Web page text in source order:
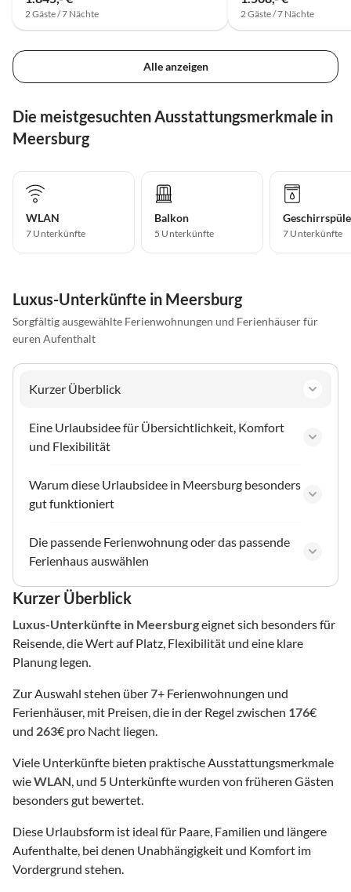
2 Gäste / 7 Nächte 2 Gäste / 7 Nächte
Alle anzeigen
Die meistgesuchten Ausstattungsmerkmale in
Meersburg
WLAN
7 Unterkünfte
Balkon
5 Unterkünfte 7 Unterkünfte
Luxus-Unterkünfte in Meersburg
Sorgfältig ausgewählte Ferienwohnungen und Ferienhäuser für
euren Aufenthalt
Kurzer Überblick
Eine Urlaubsidee für Übersichtlichkeit, Komfort
und Flexibilität
Warum diese Urlaubsidee in Meersburg besonders
gut funktioniert
Die passende Ferienwohnung oder das passende
Ferienhaus auswählen
Kurzer Überblick
Luxus-Unterkünfte in Meersburgeignet sich besonders für
Reisende, die Wert auf Platz, Flexibilität und eine klare
Planung legen.
Zur Auswahl stehen über7+ Ferienwohnungen und
Ferienhäuser, mit Preisen, die in der Regel zwischen 176€
und 263€ pro Nacht liegen.
Viele Unterkünfte bieten praktische Ausstattungsmerkmale
wieWLAN, und 5 Unterkünfte wurden von früheren Gästen
besonders gut bewertet.
Diese Urlaubsform ist ideal für Paare, Familien und längere
Aufenthalte, bei denen Unabhängigkeit und Komfort im
Vordergrund stehen.